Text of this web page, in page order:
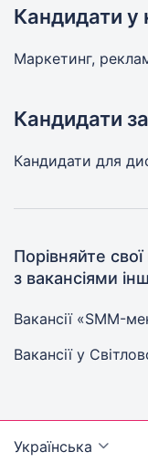
Кандидати у
Маркетинг,
Кандидати
Кандидати для
Порівняйте
з вакансіями
Вакансії «SMM-
Вакансії у
Українська